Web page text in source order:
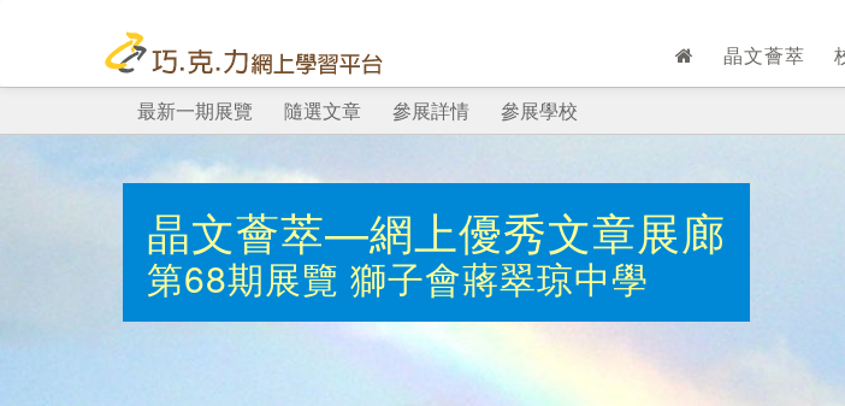
晶文薈萃
最新一期展覽 隨選文章 參展詳情 參展學校
晶文薈萃—網上優秀文章展廊
第68期展覽 獅子會蔣翠琼中學